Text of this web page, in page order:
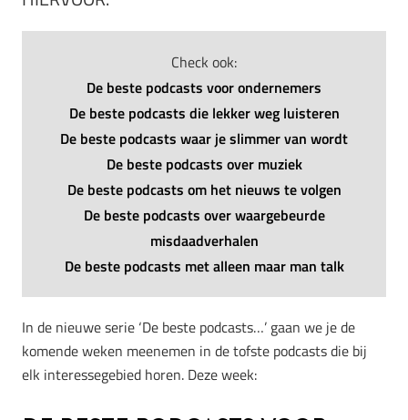
Check ook:
De beste podcasts voor ondernemers
De beste podcasts die lekker weg luisteren
De beste podcasts waar je slimmer van wordt
De beste podcasts over muziek
De beste podcasts om het nieuws te volgen
De beste podcasts over waargebeurde
misdaadverhalen
De beste podcasts met alleen maar man talk
In de nieuwe serie ‘De beste podcasts…’ gaan we je de
komende weken meenemen in de tofste podcasts die bij
elk interessegebied horen. Deze week: